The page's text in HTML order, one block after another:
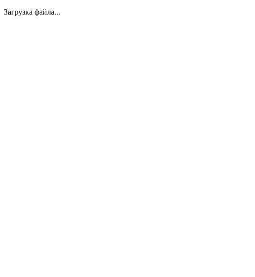
Загрузка файла...